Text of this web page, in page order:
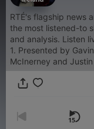
RTÉ's flagship news
the most listened-to
and analysis. Listen
1. Presented by
McInerney and